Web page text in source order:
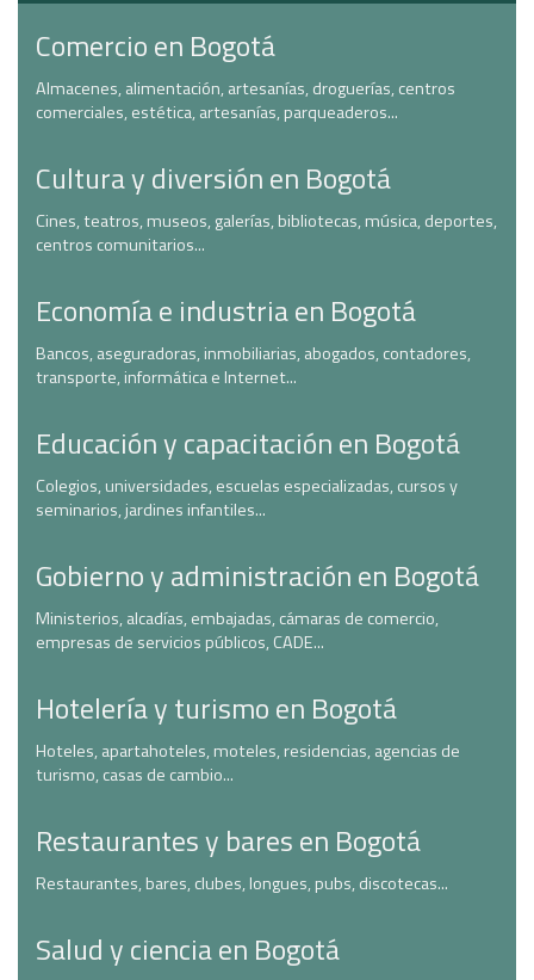
Comercio en Bogotá
Almacenes, alimentación, artesanías, droguerías, centros
comerciales, estética, artesanías, parqueaderos...
Cultura y diversión en Bogotá
Cines, teatros, museos, galerías, bibliotecas, música, deportes,
centros comunitarios...
Economía e industria en Bogotá
Bancos, aseguradoras, inmobiliarias, abogados, contadores,
transporte, informática e Internet...
Educación y capacitación en Bogotá
Colegios, universidades, escuelas especializadas, cursos y
seminarios, jardines infantiles...
Gobierno y administración en Bogotá
Ministerios, alcadías, embajadas, cámaras de comercio,
empresas de servicios públicos, CADE...
Hotelería y turismo en Bogotá
Hoteles, apartahoteles, moteles, residencias, agencias de
turismo, casas de cambio...
Restaurantes y bares en Bogotá
Restaurantes, bares, clubes, longues, pubs, discotecas...
Salud y ciencia en Bogotá